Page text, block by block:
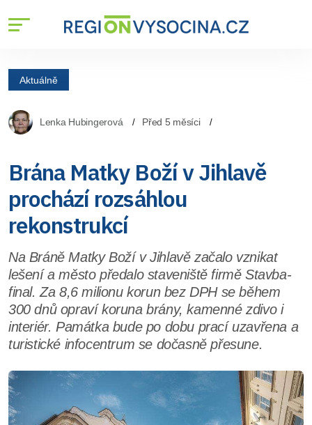
Aktuálně
Lenka Hubingerová Před 5 měsíci
Brána Matky Boží v Jihlavě
prochází rozsáhlou
rekonstrukcí
Na Bráně Matky Boží v Jihlavě začalo vznikat
lešení a město předalo staveniště firmě Stavba-
final. Za 8,6 milionu korun bez DPH se během
300 dnů opraví koruna brány, kamenné zdivo i
interiér. Památka bude po dobu prací uzavřena a
turistické infocentrum se dočasně přesune.